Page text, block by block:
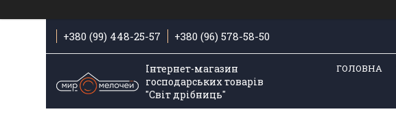
+380 (99) 448-25-57 +380 (96) 578-58-50
Інтернет-магазин
господарських товарів
"Світ дрібниць"
ГОЛОВНА